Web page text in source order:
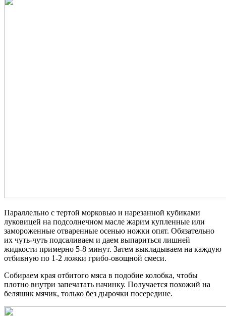
Параллельно с тертой морковью и нарезанной кубиками
луковицей на подсолнечном масле жарим купленные или
замороженные отваренные осенью ножки опят. Обязательно
их чуть-чуть подсаливаем и даем выпариться лишней
жидкости примерно 5-8 минут. Затем выкладываем на каждую
отбивную по 1-2 ложки грибо-овощной смеси.
Собираем края отбитого мяса в подобие колобка, чтобы
плотно внутри запечатать начинку. Получается похожий на
беляшик мячик, только без дырочки посередине.